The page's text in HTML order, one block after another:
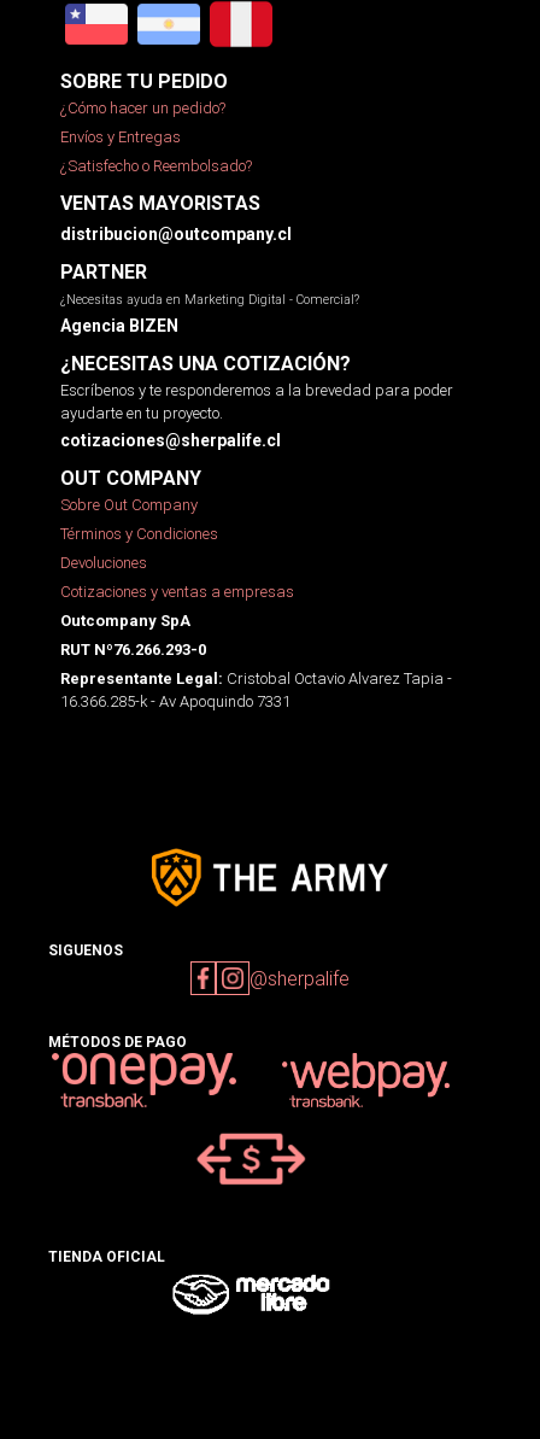
SOBRE TU PEDIDO
¿Cómo hacer un pedido?
Envíos y Entregas
¿Satisfecho o Reembolsado?
VENTAS MAYORISTAS
distribucion@outcompany.cl
PARTNER
¿Necesitas ayuda en Marketing Digital - Comercial?
Agencia BIZEN
¿NECESITAS UNA COTIZACIÓN?
Escríbenos y te responderemos a la brevedad para poder
ayudarte en tu proyecto.
cotizaciones@sherpalife.cl
OUT COMPANY
Sobre Out Company
Términos y Condiciones
Devoluciones
Cotizaciones y ventas a empresas
Outcompany SpA
RUT Nº76.266.293-0
Representante Legal: Cristobal Octavio Alvarez Tapia -
16.366.285-k - Av Apoquindo 7331
SIGUENOS
@sherpalife
MÉTODOS DE PAGO
TIENDA OFICIAL